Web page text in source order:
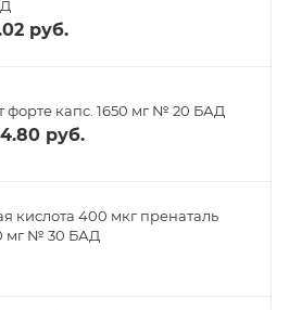
руб.
форте капс. 1650 мг № 20 БАД
руб.
кислота 400 мкг пренаталь
мг № 30 БАД